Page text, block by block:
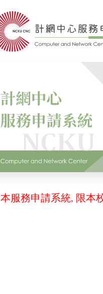
本服務申請系統, 限本